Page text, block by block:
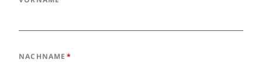
NACHNAME